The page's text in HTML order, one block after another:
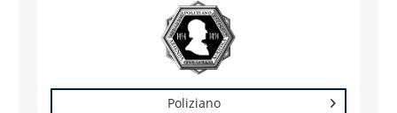
Poliziano